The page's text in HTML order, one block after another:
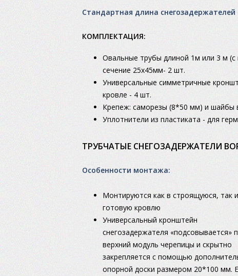
Стандартная длина снегозадержателей
КОМПЛЕКТАЦИЯ:
Овальные трубы длиной 1м или 3 м
сечение 25х45мм- 2 шт.
Универсальные симметричные
кровле - 4 шт.
Крепеж: саморезы (8*50 мм) и шайбы
Уплотнители из пластиката - для
ТРУБЧАТЫЕ СНЕГОЗАДЕРЖАТЕЛИ
Особенности монтажа:
Монтируются как в строящуюся, так и
готовую кровлю
Универсальный кронштейн
снегозадержателя «подсовывается»
верхний модуль черепицы и скрытно
закрепляется с помощью
опорной доски размером 20*100 мм.